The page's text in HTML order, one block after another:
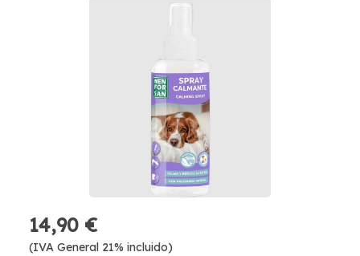
14,90 €
(IVA General 21% incluido)